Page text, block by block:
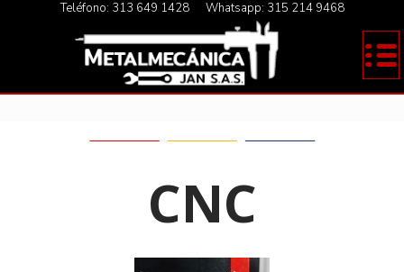
Teléfono: 313 649 1428Whatsapp: 315 214 9468
CNC